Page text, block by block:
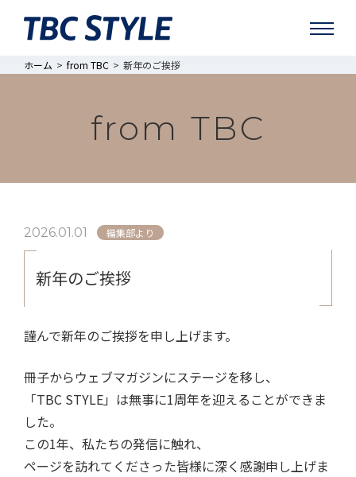
ホーム from TBC 新年のご挨拶
from TBC
2026.01.01 編集部より
新年のご挨拶
謹んで新年のご挨拶を申し上げます。
冊子からウェブマガジンにステージを移し、
「TBC STYLE」は無事に1周年を迎えることができま
した。
この1年、私たちの発信に触れ、
ページを訪れてくださった皆様に深く感謝申し上げま